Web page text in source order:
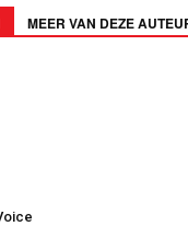
MEER VAN DEZE